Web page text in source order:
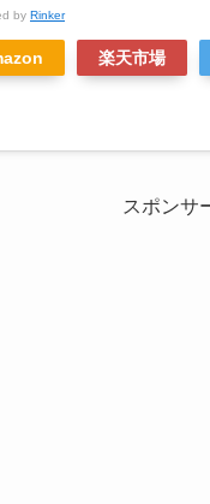
by Rinker
楽天市場
スポンサ